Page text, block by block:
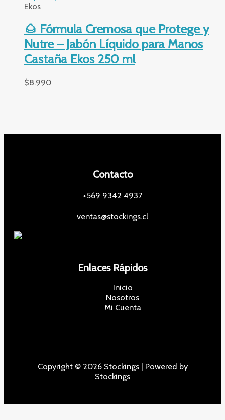
Ekos
🌰 Fórmula Cremosa que Protege y
Nutre – Jabón Líquido para Manos
Castaña Ekos 250 ml
$8.990
Contacto
+569 9342 4937
ventas@stockings.cl
Enlaces Rápidos
Inicio
Nosotros
Mi Cuenta
Copyright © 2026 Stockings | Powered by
Stockings